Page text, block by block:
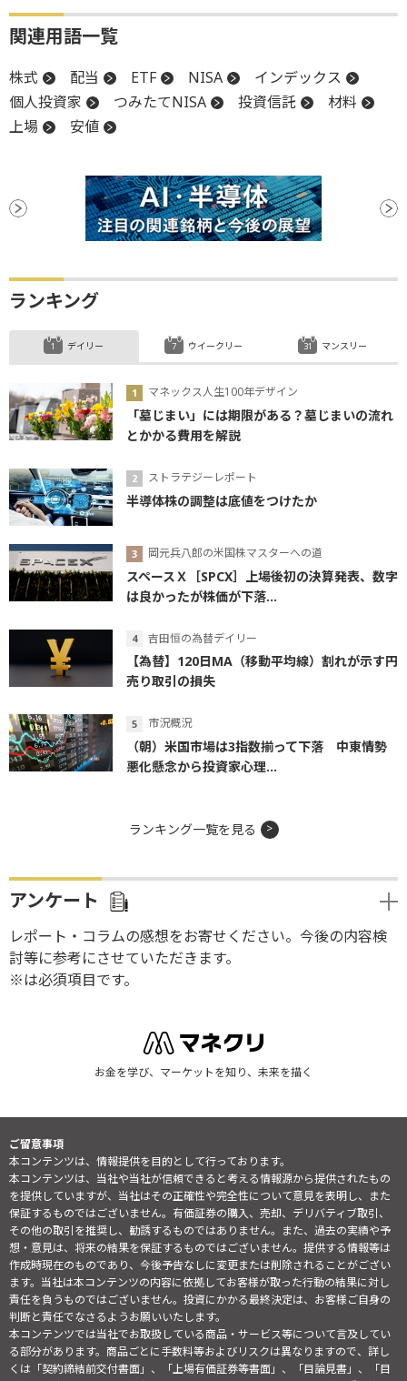
関連用語一覧
株式 配当 ETF NISA
インデックス
個人投資家
つみたてNISA 投資信託
材料
上場
安値
ランキング
デイリー
マネックス人生100年デザイン
「墓じまい」には期限がある？墓じまいの流れ
とかかる費用を解説
ストラテジーレポート
半導体株の調整は底値をつけたか
岡元兵八郎の米国株マスターへの道
スペースＸ［SPCX］上場後初の決算発表、数字
は良かったが株価が下落...
吉田恒の為替デイリー
【為替】120日MA（移動平均線）割れが示す円
売り取引の損失
市況概況
（朝）米国市場は3指数揃って下落 中東情勢
悪化懸念から投資家心理...
ウイークリー マンスリー
ランキング一覧を見る
アンケート
レポート・コラムの感想をお寄せください。今後の内容検
討等に参考にさせていただきます。
※は必須項目です。
お金を学び、マーケットを知り、未来を描く
ご留意事項
本コンテンツは、情報提供を目的として行っております。
本コンテンツは、当社や当社が信頼できると考える情報源から提供されたもの
を提供していますが、当社はその正確性や完全性について意見を表明し、また
保証するものではございません。有価証券の購入、売却、デリバティブ取引、
その他の取引を推奨し、勧誘するものではありません。また、過去の実績や予
想・意見は、将来の結果を保証するものではございません。提供する情報等は
作成時現在のものであり、今後予告なしに変更または削除されることがござい
ます。当社は本コンテンツの内容に依拠してお客様が取った行動の結果に対し
責任を負うものではございません。投資にかかる最終決定は、お客様ご自身の
判断と責任でなさるようお願いいたします。
本コンテンツでは当社でお取扱している商品・サービス等について言及してい
る部分があります。商品ごとに手数料等およびリスクは異なりますので、詳し
くは「契約締結前交付書面」、「上場有価証券等書面」、「目論見書」、「目